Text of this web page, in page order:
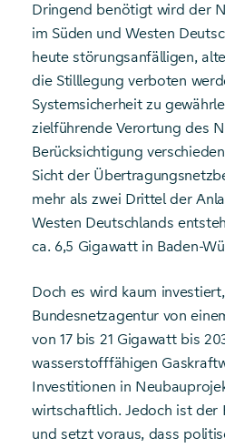
Dringend benötigt wird der
im Süden und Westen
heute störungsanfälligen,
die Stilllegung verboten
Systemsicherheit zu
zielführende Verortung des
Berücksichtigung
Sicht der
mehr als zwei Drittel der
Westen Deutschlands
ca. 6,5 Gigawatt in Baden-
Doch es wird kaum
Bundesnetzagentur von
von 17 bis 21 Gigawatt bis
wasserstofffähigen
Investitionen in
wirtschaftlich. Jedoch ist der
und setzt voraus, dass